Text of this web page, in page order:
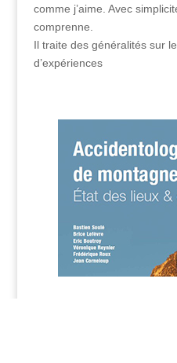
comme j’aime. Avec
comprenne.
Il traite des généralités sur
d’expériences